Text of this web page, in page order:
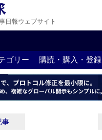
日報ウェブサイト
ゴリー 購読・購入・登録
事